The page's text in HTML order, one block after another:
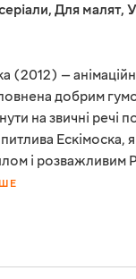
, Для малят,
(2012) —
добрим
на звичні речі
Ескімоска,
і розважливим